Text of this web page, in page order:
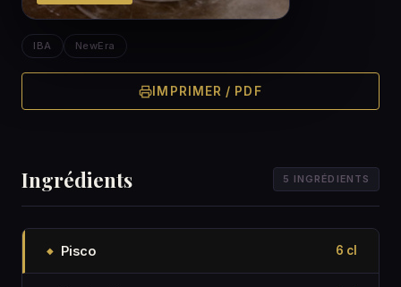
IBA NewEra
IMPRIMER / PDF
Ingrédients 5 INGRÉDIENTS
◆ Pisco 6 cl